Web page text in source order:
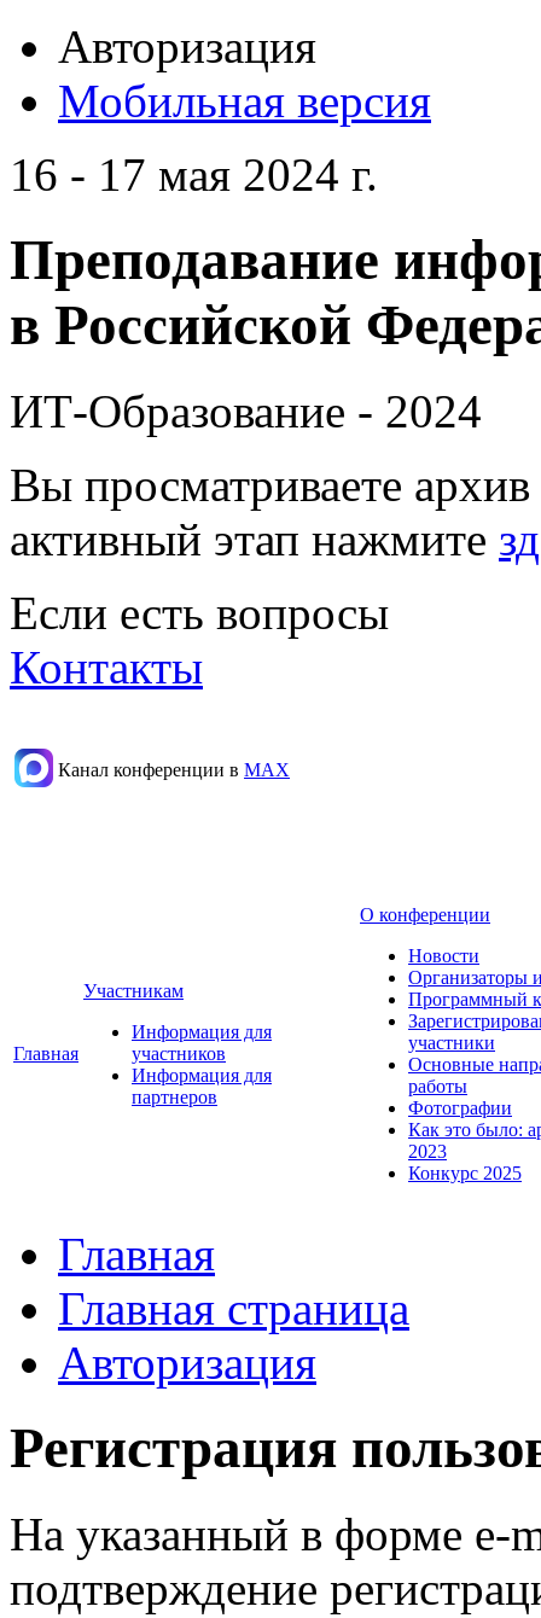
Авторизация
Мобильная версия
16 - 17 мая 2024 г.
Преподавание
в Российской
ИТ-Образование - 2024
Вы просматриваете
активный этап нажмите
Если есть вопросы
Контакты
Канал конференции в МАХ
Главная
Участникам
Информация для
участников
Информация для
партнеров
О конференции
Новости
Организаторы
Программный
участники
Основные
работы
Фотографии
Как это было:
2023
Конкурс 2025
Главная
Главная страница
Авторизация
Регистрация
На указанный в форме e-
подтверждение